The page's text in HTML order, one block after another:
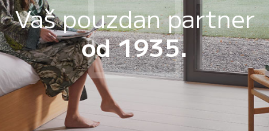
Vaš pouzdan partner
od 1935.